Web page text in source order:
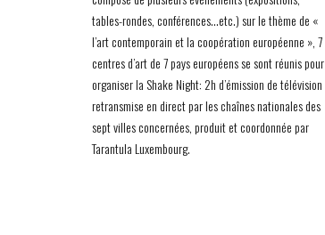
tables-rondes, conférences…etc.) sur le thème de «
l’art contemporain et la coopération européenne », 7
centres d’art de 7 pays européens se sont réunis pour
organiser la Shake Night: 2h d’émission de télévision
retransmise en direct par les chaînes nationales des
sept villes concernées, produit et coordonnée par
Tarantula Luxembourg.